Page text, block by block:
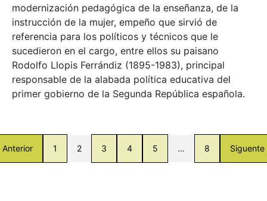
modernización pedagógica de la enseñanza, de la
instrucción de la mujer, empeño que sirvió de
referencia para los políticos y técnicos que le
sucedieron en el cargo, entre ellos su paisano
Rodolfo Llopis Ferrándiz (1895-1983), principal
responsable de la alabada política educativa del
primer gobierno de la Segunda República española.
Anterior 1 2 3 4 5 … 8 Siguente